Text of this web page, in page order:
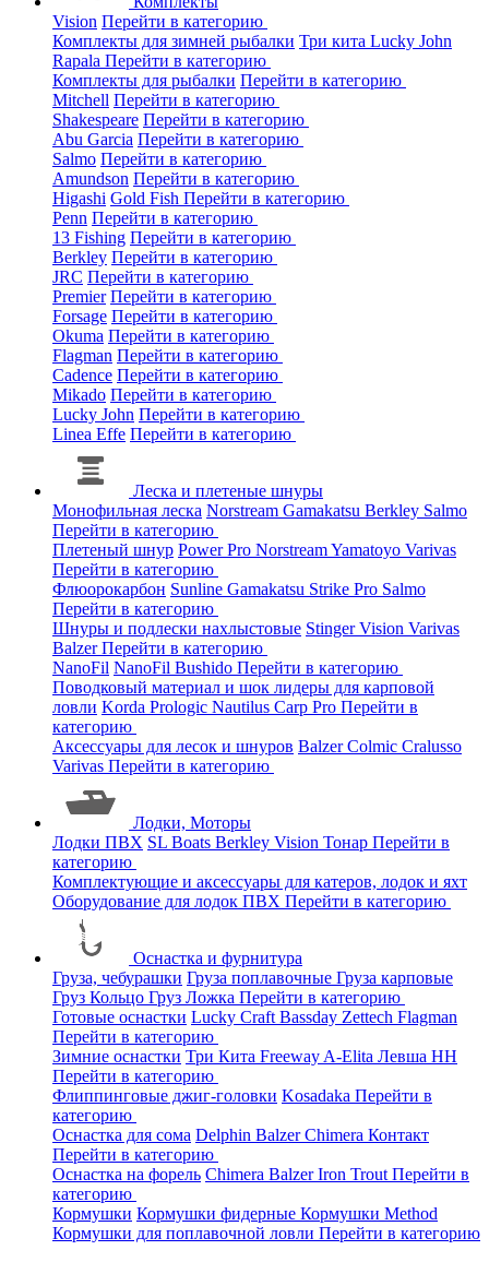
Vision Перейти в категорию
Комплекты для зимней рыбалки Три кита Lucky John
Rapala Перейти в категорию
Комплекты для рыбалки Перейти в категорию
Mitchell Перейти в категорию
Shakespeare Перейти в категорию
Abu Garcia Перейти в категорию
Salmo Перейти в категорию
Amundson Перейти в категорию
Higashi Gold Fish Перейти в категорию
Penn Перейти в категорию
13 Fishing Перейти в категорию
Berkley Перейти в категорию
JRC Перейти в категорию
Premier Перейти в категорию
Forsage Перейти в категорию
Okuma Перейти в категорию
Flagman Перейти в категорию
Cadence Перейти в категорию
Mikado Перейти в категорию
Lucky John Перейти в категорию
Linea Effe Перейти в категорию
Леска и плетеные шнуры
Монофильная леска Norstream Gamakatsu Berkley Salmo
Перейти в категорию
Плетеный шнур Power Pro NorstreamYamatoyo Varivas
Перейти в категорию
Флюорокарбон Sunline Gamakatsu Strike Pro Salmo
Перейти в категорию
Шнуры и подлески нахлыстовые StingerVision Varivas
BalzerПерейти в категорию
NanoFil NanoFil Bushido Перейти в категорию
Поводковый материал и шок лидеры для карповой
ловли Korda Prologic Nautilus Carp Pro Перейти в
категорию
Аксессуары для лесок и шнуров BalzerColmic Cralusso
Varivas Перейти в категорию
Лодки, Моторы
Лодки ПВХ SL Boats Berkley Vision Тонар Перейти в
категорию
Комплектующие и аксессуары для катеров, лодок и яхт
Оборудование для лодок ПВХ Перейти в категорию
Оснастка и фурнитура
Груза, чебурашки Груза поплавочные Груза карповые
Груз Кольцо Груз Ложка Перейти в категорию
Готовые оснастки Lucky Craft Bassday Zettech Flagman
Перейти в категорию
Зимние оснастки Три Кита Freeway A-Elita Левша НН
Перейти в категорию
Флиппинговые джиг-головки Kosadaka Перейти в
категорию
Оснастка для сома Delphin BalzerChimera Контакт
Перейти в категорию
Оснастка на форель Chimera BalzerIron Trout Перейти в
категорию
Кормушки Кормушки фидерные Кормушки Method
Кормушки для поплавочной ловли Перейти в категорию